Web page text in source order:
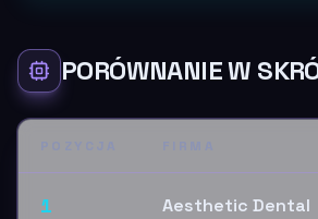
PORÓWNANIE W
1 Aesthetic Dental